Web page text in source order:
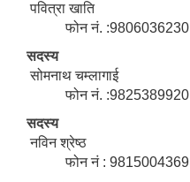
पवित्रा खाति
फोन नं. :9806036230
सदस्य
सोमनाथ चम्लागाई
फोन नं. :9825389920
सदस्य
नविन श्रेष्ठ
फोन नं : 9815004369